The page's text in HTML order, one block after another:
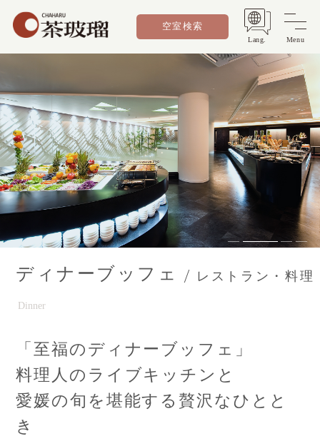
空室検索
Lang. Menu
ディナーブッフェ レストラン・料理
Dinner
「至福のディナーブッフェ」
料理人のライブキッチンと
愛媛の旬を堪能する贅沢なひとと
き